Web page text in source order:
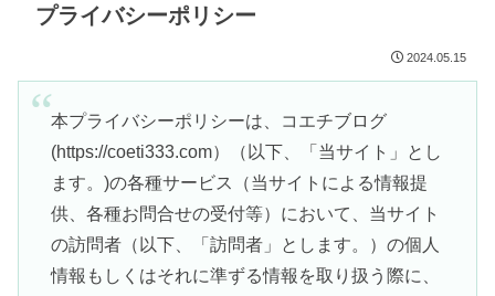
プライバシーポリシー
2024.05.15
本プライバシーポリシーは、コエチブログ
(https://coeti333.com）（以下、「当サイト」とし
ます。)の各種サービス（当サイトによる情報提
供、各種お問合せの受付等）において、当サイト
の訪問者（以下、「訪問者」とします。）の個人
情報もしくはそれに準ずる情報を取り扱う際に、